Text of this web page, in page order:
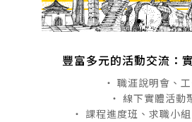
豐富多元的活動交流：
・ 職涯說明會、
・ 線下實體活動
・ 課程進度班、求職小